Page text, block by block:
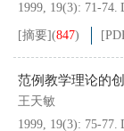
1999, 19(3): 71-74.
[摘要](847)
范例教学理论的
王天敏
1999, 19(3): 75-77.